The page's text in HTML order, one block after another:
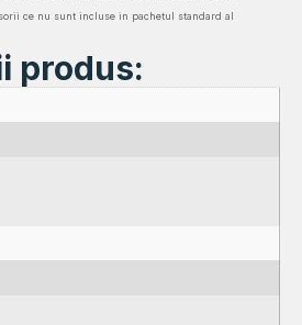
ce nu sunt incluse in pachetul standard al
produs: